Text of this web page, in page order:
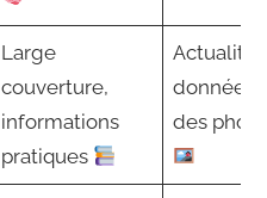
Large
couverture,
informations
pratiques
Actualité
données
des